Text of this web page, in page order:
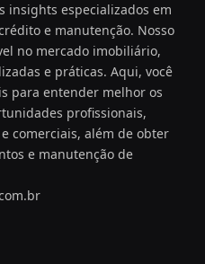
insights especializados em
e manutenção. Nosso
no mercado imobiliário,
e práticas. Aqui, você
para entender melhor os
profissionais,
comerciais, além de obter
e manutenção de